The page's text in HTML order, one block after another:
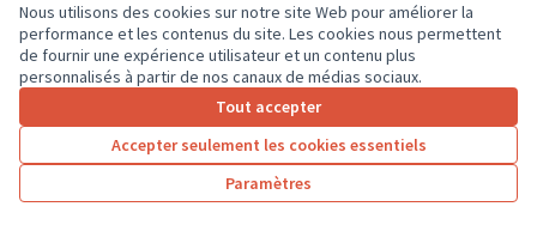
Nous utilisons des cookies sur notre site Web pour améliorer la
performance et les contenus du site. Les cookies nous permettent
de fournir une expérience utilisateur et un contenu plus
personnalisés à partir de nos canaux de médias sociaux.
Tout accepter
Accepter seulement les cookies essentiels
Paramètres